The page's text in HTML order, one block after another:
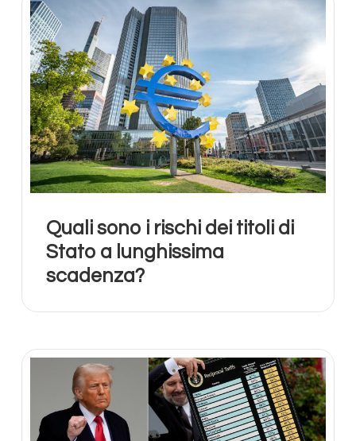
Quali sono i rischi dei titoli di
Stato a lunghissima
scadenza?